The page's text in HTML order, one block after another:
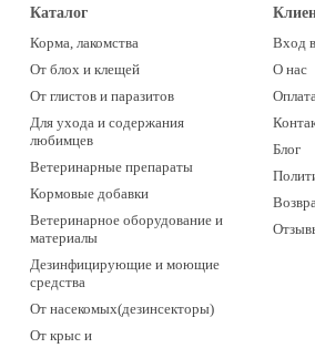
Каталог
Корма, лакомства
От блох и клещей
От глистов и паразитов
Для ухода и содержания
любимцев
Ветеринарные препараты
Кормовые добавки
Ветеринарное оборудование и
материалы
Дезинфицирующие и моющие
средства
От насекомых(дезинсекторы)
От крыс и
Вход
О нас
Блог